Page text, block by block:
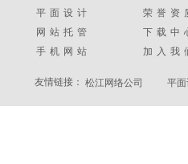
荣誉资
下载中
加入我
平面设计
网站托管
手机网站
友情链接： 松江网络公司 平面